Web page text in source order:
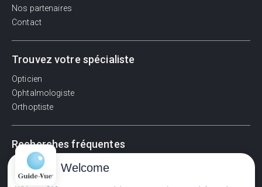
Nos partenaires
Contact
Trouvez votre spécialiste
Opticien
Ophtalmologiste
Orthoptiste
Recherches fréquentes
Pathologies adultes
Signes d'une urgence ophtalmologique
Welcome